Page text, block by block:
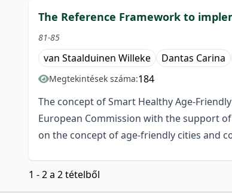
The Reference Framework to
81-85
van Staalduinen Willeke Dantas Carina
Megtekintések száma:184
The concept of Smart Healthy Age-
European Commission with the support
on the concept of age-friendly cities and
1 - 2 a 2 tételből